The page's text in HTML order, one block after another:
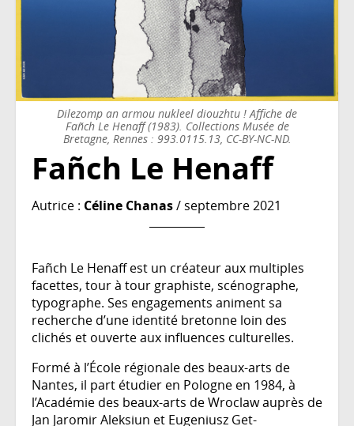
Dilezomp an armou nukleel diouzhtu ! Affiche de
Fañch Le Henaff (1983). Collections Musée de
Bretagne, Rennes : 993.0115.13, CC-BY-NC-ND.
Fañch Le Henaff
Autrice : Céline Chanas/ septembre 2021
Fañch Le Henaff est un créateur aux multiples
facettes, tour à tour graphiste, scénographe,
typographe. Ses engagements animent sa
recherche d’une identité bretonne loin des
clichés et ouverte aux influences culturelles.
Formé à l’École régionale des beaux-arts de
Nantes, il part étudier en Pologne en 1984, à
l’Académie des beaux-arts de Wroclaw auprès de
Jan Jaromir Aleksiun et Eugeniusz Get-